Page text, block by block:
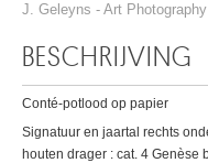
J. Geleyns - Art Photography
BESCHRIJVING
Conté-potlood op papier
Signatuur en jaartal rechts
houten drager : cat. 4 Genèse